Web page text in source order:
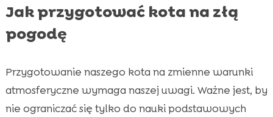
Jak przygotować kota na złą
pogodę
Przygotowanie naszego kota na zmienne warunki
atmosferyczne wymaga naszej uwagi. Ważne jest, by
nie ograniczać się tylko do nauki podstawowych